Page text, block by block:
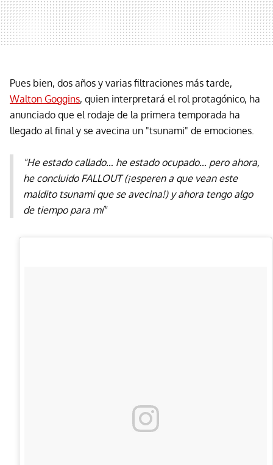
Pues bien, dos años y varias filtraciones más tarde,
Walton Goggins, quien interpretará el rol protagónico, ha
anunciado que el rodaje de la primera temporada ha
llegado al final y se avecina un "tsunami" de emociones.
"He estado callado… he estado ocupado… pero ahora,
he concluido FALLOUT (¡esperen a que vean este
maldito tsunami que se avecina!) y ahora tengo algo
de tiempo para mí"